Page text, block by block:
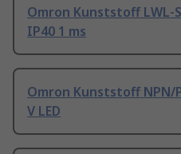
Omron Kunststoff LWL-
IP40 1 ms
Omron Kunststoff NPN/
V LED